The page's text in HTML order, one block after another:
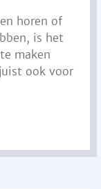
horen of
is het
maken
ook voor